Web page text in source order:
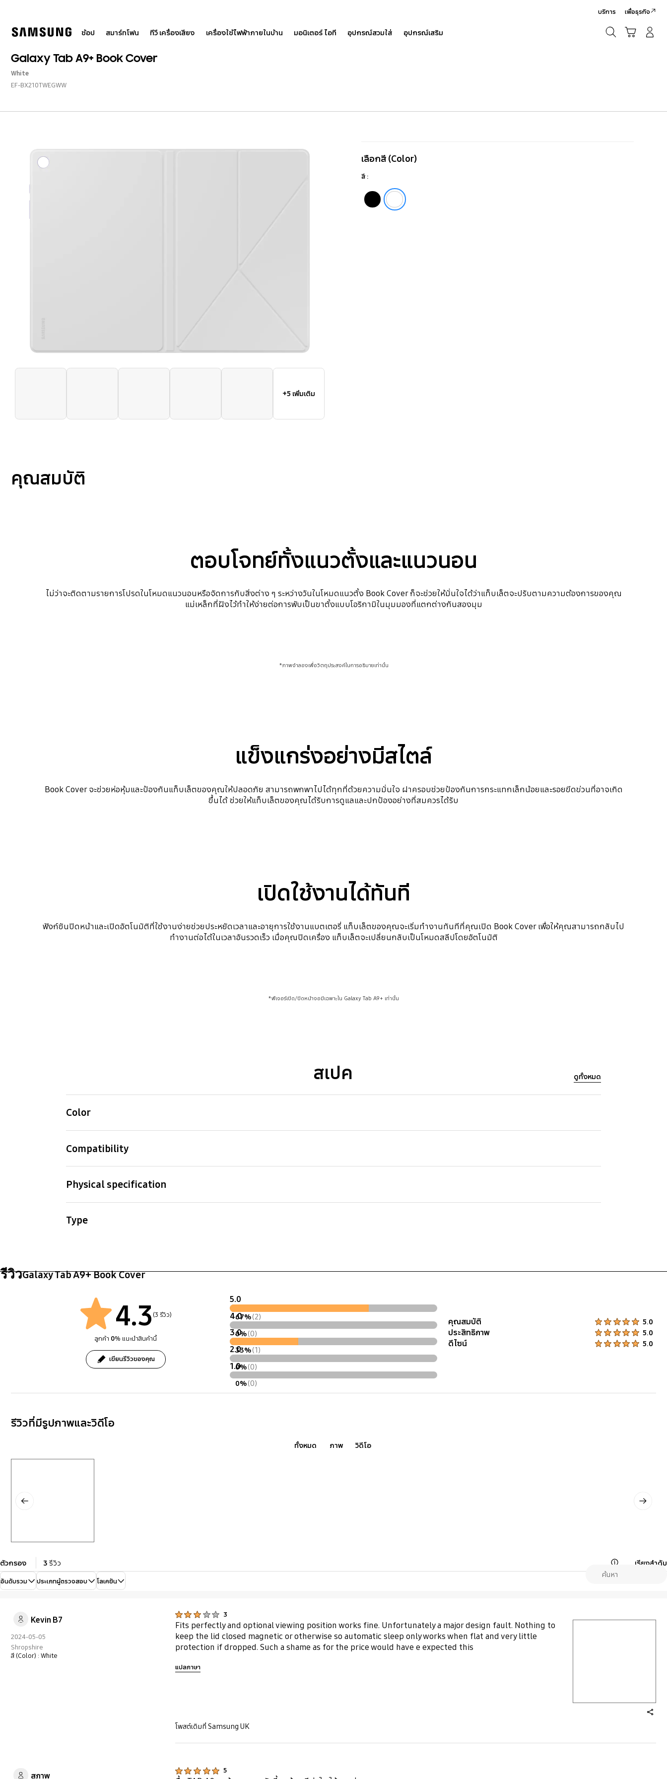
ช้อป สมาร์ทโฟน ทีวี เครื่องเสียง เครื่องใช้ไฟฟ้าภายในบ้าน มอนิเตอร์ ไอที อุปกรณ์สวมใส่ อุปกรณ์เสริม
บริการ เพื่อธุรกิจ
Galaxy Tab A9+ Book Cover
White
EF-BX210TWEGWW
A9+
Book
Cover
+5 เพิ่มเติม
เลือกสี (Color)
สี :
คุณสมบัติ
ตอบโจทย์ทั้งแนวตั้งและแนวนอน
ไม่ว่าจะติดตามรายการโปรดในโหมดแนวนอนหรือจัดการกับสิ่งต่าง ๆ ระหว่างวันในโหมดแนวตั้ง Book Cover ก็จะช่วยให้มั่นใจได้ว่าแท็บเล็ตจะปรับตามความต้องการของคุณ
แม่เหล็กที่ฝังไว้ทำให้ง่ายต่อการพับเป็นขาตั้งแบบโอริกามิในมุมมองที่แตกต่างกันสองมุม
*ภาพจำลองเพื่อวัตถุประสงค์ในการอธิบายเท่านั้น
แข็งแกร่งอย่างมีสไตล์
Book Cover จะช่วยห่อหุ้มและป้องกันแท็บเล็ตของคุณให้ปลอดภัย สามารถพกพาไปได้ทุกที่ด้วยความมั่นใจ ฝาครอบช่วยป้องกันการกระแทกเล็กน้อยและรอยขีดข่วนที่อาจเกิด
ขึ้นได้ ช่วยให้แท็บเล็ตของคุณได้รับการดูแลและปกป้องอย่างที่สมควรได้รับ
เปิดใช้งานได้ทันที
ฟังก์ชันปิดหน้าและเปิดอัตโนมัติที่ใช้งานง่ายช่วยประหยัดเวลาและอายุการใช้งานแบตเตอรี่ แท็บเล็ตของคุณจะเริ่มทำงานทันทีที่คุณเปิด Book Cover เพื่อให้คุณสามารถกลับไป
ทำงานต่อได้ในเวลาอันรวดเร็ว เมื่อคุณปิดเครื่อง แท็บเล็ตจะเปลี่ยนกลับเป็นโหมดสลีปโดยอัตโนมัติ
*ฟีเจอร์เปิด/ปิดหน้าจอมีเฉพาะใน Galaxy Tab A9+ เท่านั้น
สเปค ดูทั้งหมด
Color
Compatibility
Physical specification
Type
รีวิวGalaxy Tab A9+ Book Cover
4.3 (3 รีวิว)
ลูกค้า 0% แนะนำสินค้านี้
เขียนรีวิวของคุณ
5.0
67%(2)
4.0
0%(0)
3.0
33%(1)
2.0
0%(0)
1.0
0%(0)
คุณสมบัติ 5.0
ประสิทธิภาพ 5.0
ดีไซน์ 5.0
รีวิวที่มีรูปภาพและวิดีโอ
ทั้งหมด ภาพ วิดีโอ
ตัวกรอง 3 รีวิว เรียงลำดับ
อันดับรวม ประเภทผู้ตรวจสอบ โลเคชัน
Kevin B7
2024-05-05
Shropshire
สี (Color) : White
3
Fits perfectly and optional viewing position works fine. Unfortunately a major design fault. Nothing to
keep the lid closed magnetic or otherwise so automatic sleep only works when flat and very little
protection if dropped. Such a shame as for the price would have e expected this
แปลภาษา
โพสต์เดิมที่ Samsung UK
สุภาพ 5